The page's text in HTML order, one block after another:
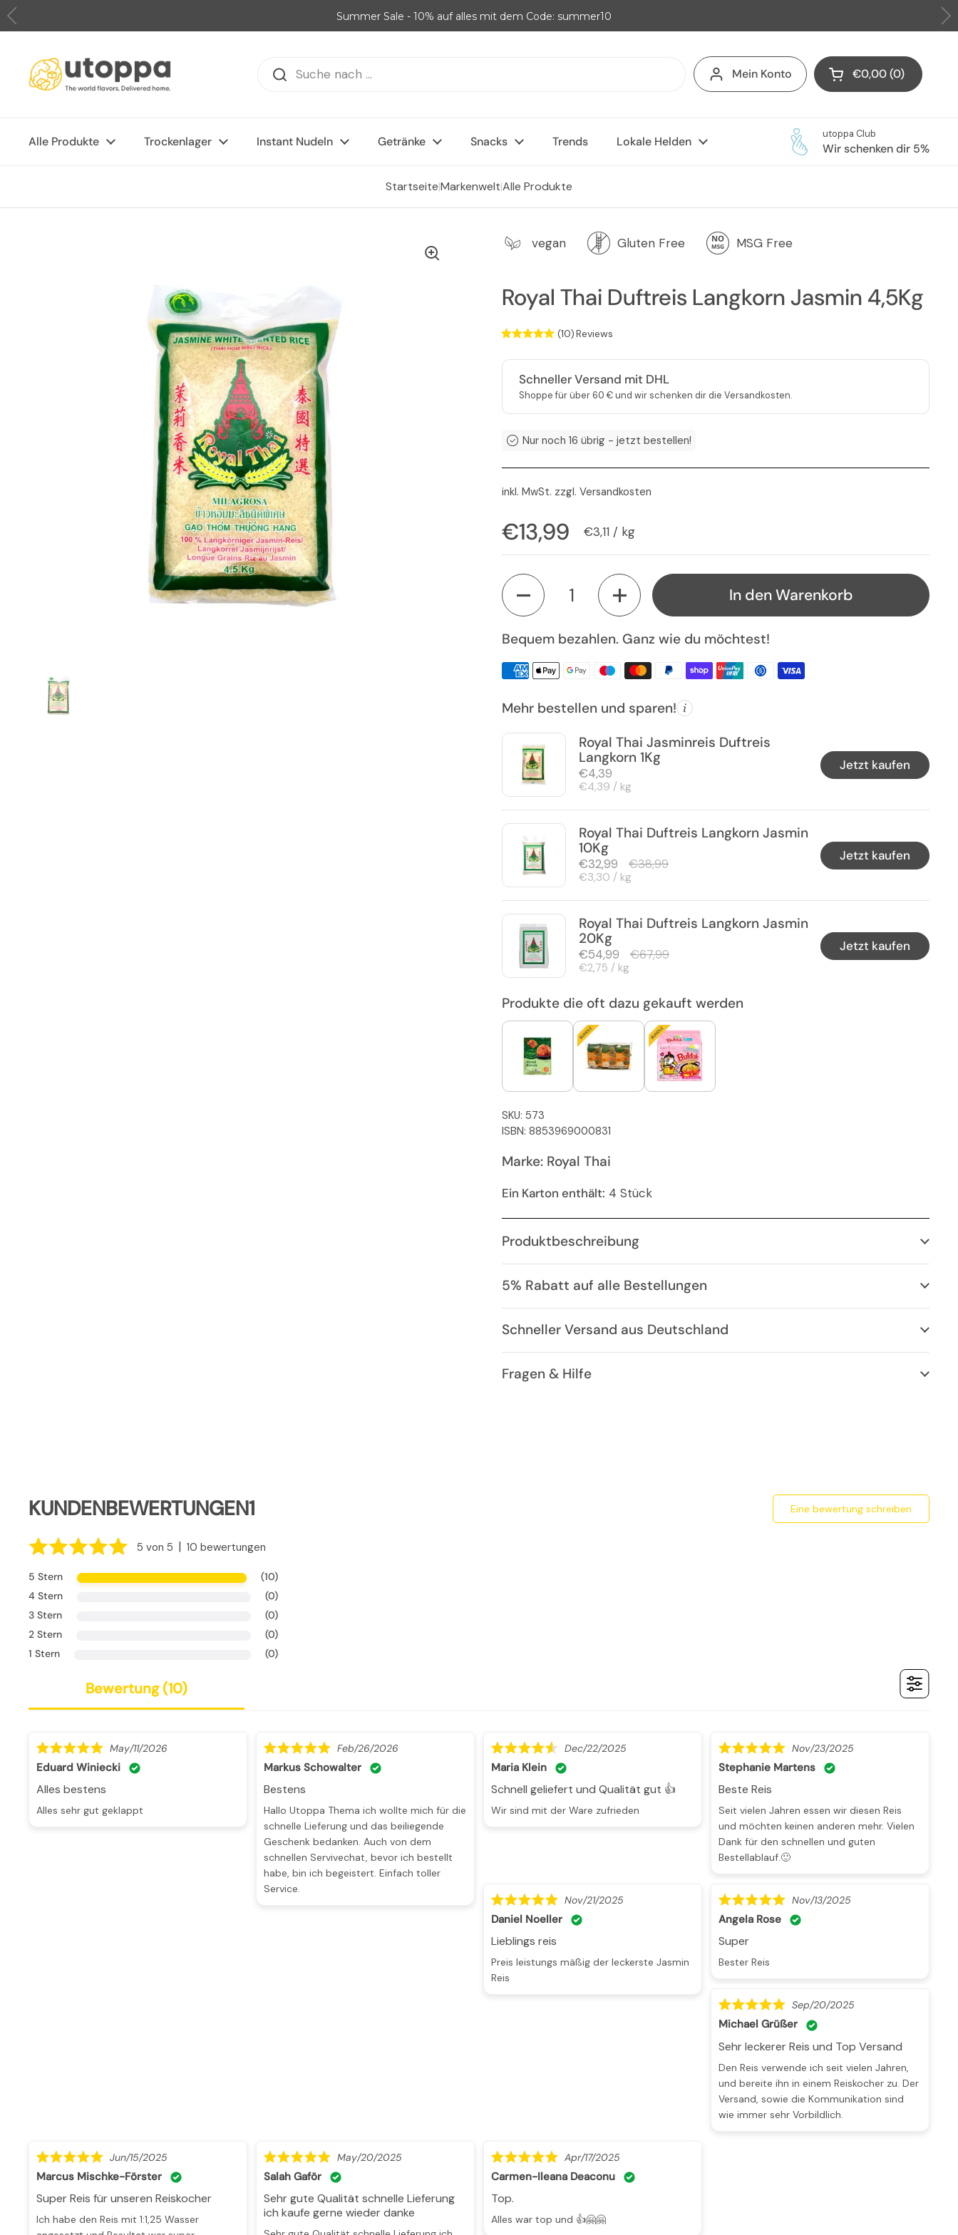
Mein Konto Warenkorb öffnen
Warenkorb
€0,00 0
im Warenkorb
Alle Produkte Trockenlager Instant Nudeln Getränke Snacks Trends Lokale Helden
utoppa Club
Wir schenken dir 5%
Startseite|Markenwelt|Alle Produkte
vegan Gluten Free MSG Free
Royal Thai Duftreis Langkorn Jasmin 4,5Kg
(10)Reviews
Schneller Versand mit DHL
Shoppe für über 60 € und wir schenken dir die Versandkosten.
Nur noch 16 übrig - jetzt bestellen!
inkl. MwSt. zzgl. Versandkosten
Regulärer Preis
€13,99 Stückpreis
€3,11 / kg
Anzahl
In den Warenkorb
Bequem bezahlen. Ganz wie du möchtest!
Mehr bestellen und sparen!
Royal Thai Jasminreis Duftreis
Langkorn 1Kg
Regulärer Preis
€4,39
Stückpreis
€4,39 / kg
Jetzt kaufen
Royal Thai Duftreis Langkorn Jasmin
10Kg
Regulärer Preis
€32,99 Sale-Preis
€38,99
Stückpreis
€3,30 / kg
Jetzt kaufen
Royal Thai Duftreis Langkorn Jasmin
20Kg
Regulärer Preis
€54,99 Sale-Preis
€67,99
Stückpreis
€2,75 / kg
Jetzt kaufen
Produkte die oft dazu gekauft werden
SKU: 573
ISBN: 8853969000831
Marke: Royal Thai
Ein Karton enthält: 4 Stück
Produktbeschreibung
5% Rabatt auf alle Bestellungen
Schneller Versand aus Deutschland
Fragen & Hilfe
KUNDENBEWERTUNGEN1 eine bewertung schreiben
5 von 5 | 10 bewertungen
5 Stern
(10)
4 Stern
(0)
3 Stern
(0)
2 Stern
(0)
1 Stern
(0)
bewertung (10)
May/11/2026
Eduard Winiecki
Alles bestens
Alles sehr gut geklappt
Feb/26/2026
Markus Schowalter
Bestens
Hallo Utoppa Thema ich wollte mich für die
schnelle Lieferung und das beiliegende
Geschenk bedanken. Auch von dem
schnellen Servivechat, bevor ich bestellt
habe, bin ich begeistert. Einfach toller
Service.
Dec/22/2025
Maria Klein
Schnell geliefert und Qualität gut 👍
Wir sind mit der Ware zufrieden
Nov/23/2025
Stephanie Martens
Beste Reis
Seit vielen Jahren essen wir diesen Reis
und möchten keinen anderen mehr. Vielen
Dank für den schnellen und guten
Bestellablauf.🙂
Nov/21/2025
Daniel Noeller
Lieblings reis
Preis leistungs mäßig der leckerste Jasmin
Reis
Nov/13/2025
Angela Rose
Super
Bester Reis
Sep/20/2025
Michael Grüßer
Sehr leckerer Reis und Top Versand
Den Reis verwende ich seit vielen Jahren,
und bereite ihn in einem Reiskocher zu. Der
Versand, sowie die Kommunikation sind
wie immer sehr Vorbildlich.
Jun/15/2025
Marcus Mischke-Förster
Super Reis für unseren Reiskocher
Ich habe den Reis mit 1:1,25 Wasser
May/20/2025
Salah Gaför
Sehr gute Qualität schnelle Lieferung
ich kaufe gerne wieder danke
Apr/17/2025
Carmen-Ileana Deaconu
Top.
Alles war top und 👍🤗🤗
Summer Sale - 10% auf alles mit dem Code: summer10